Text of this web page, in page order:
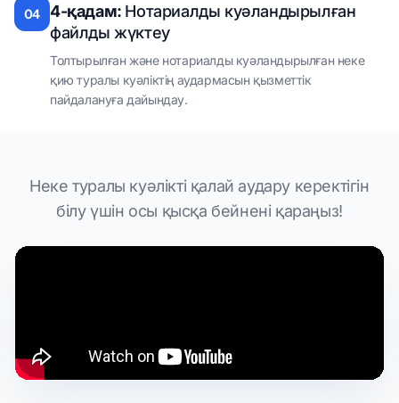
04 4-қадам: Нотариалды куәландырылған
файлды жүктеу
Толтырылған және нотариалды куәландырылған неке
қию туралы куәліктің аудармасын қызметтік
пайдалануға дайындау.
Неке туралы куәлікті қалай аудару керектігін
білу үшін осы қысқа бейнені қараңыз!